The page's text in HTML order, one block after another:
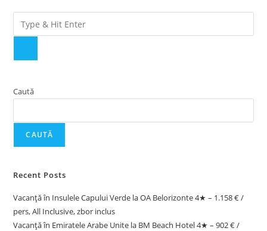
Caută
CAUTĂ
Recent Posts
Vacanță în Insulele Capului Verde la OA Belorizonte 4★ – 1.158 € /
pers, All Inclusive, zbor inclus
Vacanță în Emiratele Arabe Unite la BM Beach Hotel 4★ – 902 € /